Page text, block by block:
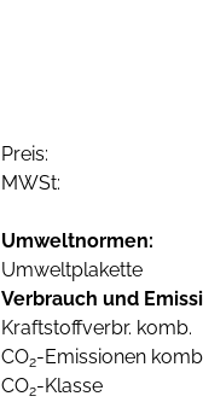
Preis:
MWSt:
Umweltnormen:
Umweltplakette
Verbrauch und
Kraftstoffverbr. komb.
CO2-Emissionen
CO2-Klasse